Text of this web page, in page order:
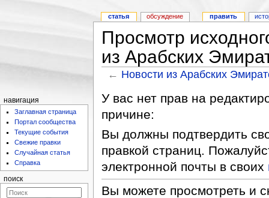
Просмотр
из Арабских
← Новости из Арабских
У вас нет прав на
причине:
Вы должны подтвердить
правкой страниц.
электронной почты в своих
Вы можете просмотреть и
статья обсуждение править
навигация
Заглавная страница
Портал сообщества
Текущие события
Свежие правки
Случайная статья
Справка
поиск